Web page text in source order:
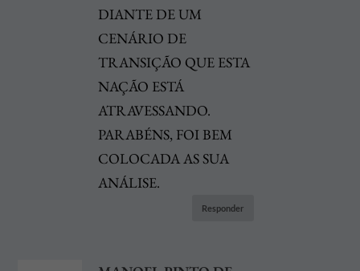
DIANTE DE UM
CENÁRIO DE
TRANSIÇÃO QUE ESTA
NAÇÃO ESTÁ
ATRAVESSANDO.
PARABÉNS, FOI BEM
COLOCADA AS SUA
ANÁLISE.
Responder